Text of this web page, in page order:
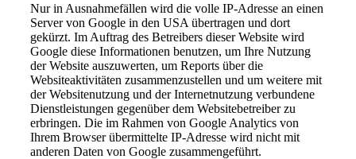
Nur in Ausnahmefällen wird die volle IP-Adresse an einen
Server von Google in den USA übertragen und dort
gekürzt. Im Auftrag des Betreibers dieser Website wird
Google diese Informationen benutzen, um Ihre Nutzung
der Website auszuwerten, um Reports über die
Websiteaktivitäten zusammenzustellen und um weitere mit
der Websitenutzung und der Internetnutzung verbundene
Dienstleistungen gegenüber dem Websitebetreiber zu
erbringen. Die im Rahmen von Google Analytics von
Ihrem Browser übermittelte IP-Adresse wird nicht mit
anderen Daten von Google zusammengeführt.